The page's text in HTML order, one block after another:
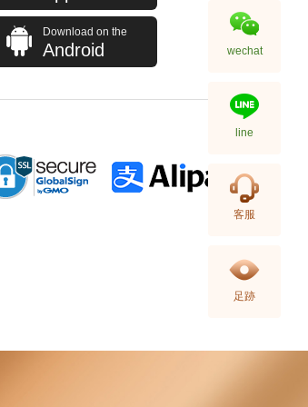
Download on the
Android wechat
line
客服
足跡